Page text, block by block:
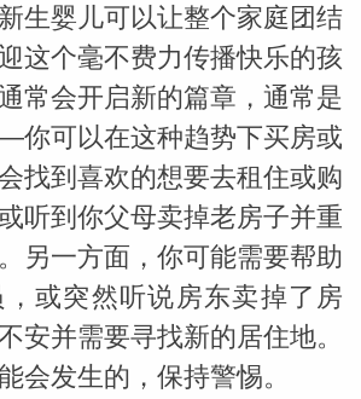
勒
生婴儿可以让整个家庭团结
这个毫不费力传播快乐的孩
常会开启新的篇章，通常是
可以在这种趋势下买房或
找到喜欢的想要去租住或购
听到你父母卖掉老房子并重
另一方面，你可能需要帮助
或突然听说房东卖掉了房
安并需要寻找新的居住地。
会发生的，保持警惕。